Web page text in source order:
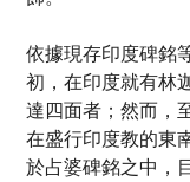
依據現存印度碑銘
初，在印度就有林
達四面者；然而，
在盛行印度教的東
於占婆碑銘之中，